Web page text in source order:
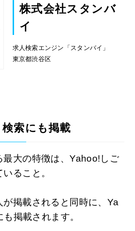
株式会社スタンバ
イ
求人検索エンジン「スタンバイ」
東京都渋谷区
索にも掲載
最大の特徴は、Yahoo!しご
ること。
が掲載されると同時に、Ya
掲載されます。